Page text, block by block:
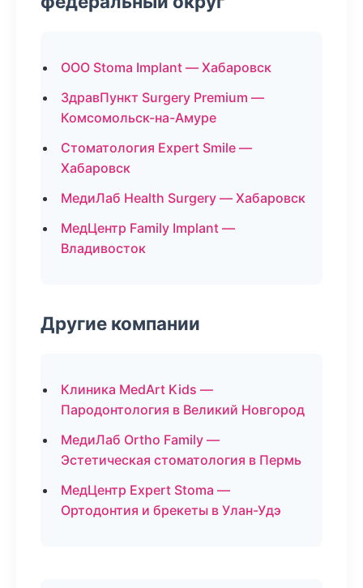
ООО Stoma Implant — Хабаровск
ЗдравПункт Surgery Premium —
Комсомольск-на-Амуре
Стоматология Expert Smile —
Хабаровск
МедиЛаб Health Surgery — Хабаровск
МедЦентр Family Implant —
Владивосток
Другие компании
Клиника MedArt Kids —
Пародонтология в Великий Новгород
МедиЛаб Ortho Family —
Эстетическая стоматология в Пермь
МедЦентр Expert Stoma —
Ортодонтия и брекеты в Улан-Удэ